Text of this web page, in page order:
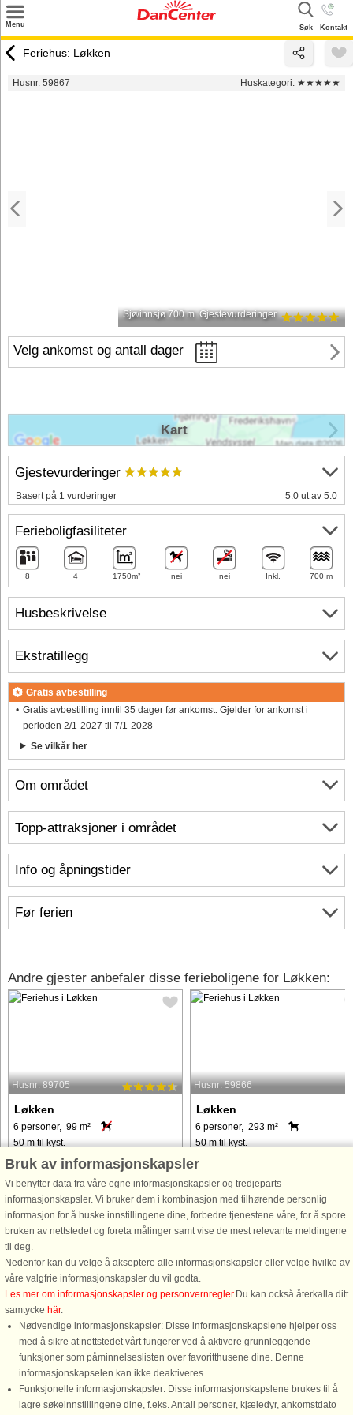
Menu Kontakt
Søk
Tilbud
Feriehus: Løkken
Husnr. 59867 Huskategori: ★★★★★
Sjø/innsjø 700 m Gjestevurderinger
Velg ankomst og antall dager
Husbeskrivelse
Om området
Info og åpningstider
Før ferien
Gjestevurderinger
Basert på 1 vurderinger 5.0 ut av 5.0
Ferieboligfasiliteter
8 4 1750m² nei nei Inkl. 700 m
Ekstratillegg
Gratis avbestilling
Gratis avbestilling inntil 35 dager før ankomst. Gjelder for ankomst i
perioden 2/1-2027 til 7/1-2028
Se vilkår her
Kart
Topp-attraksjoner i området
Andre gjester anbefaler disse ferieboligene for Løkken:
Husnr: 89705
Løkken
6 personer, 99 m²
50 m til kyst.
På toppen af en kuperet klitgrund
finder I dette arkitekttegnet
kvalitetssommerhus beliggende i
klitterne 50 M fra det brusende skønne
Vesterhaw. Sommerhuset har
eksklusiv indretning med smagfuld
kunst ...
fra 9.606 NOK
Husnr: 59866
Løkken
6 personer, 293 m²
50 m til kyst.
Fra det øjeblik du træder ind, byder
dette sommerhus dig velkommen
varme og atmosfære. Entréen fører til
et soveværelse på hver side og et
badeværelse, mens en trappe lige
fra 9.728 NOK
Bruk av informasjonskapsler
Vi benytter data fra våre egne informasjonskapsler og tredjeparts
informasjonskapsler. Vi bruker dem i kombinasjon med tilhørende personlig
informasjon for å huske innstillingene dine, forbedre tjenestene våre, for å spore
bruken av nettstedet og foreta målinger samt vise de mest relevante meldingene
til deg.
Nedenfor kan du velge å akseptere alle informasjonskapsler eller velge hvilke av
våre valgfrie informasjonskapsler du vil godta.
Les mer om informasjonskapsler og personvernregler.Du kan också återkalla ditt
samtycke här.
Nødvendige informasjonskapsler: Disse informasjonskapslene hjelper oss
med å sikre at nettstedet vårt fungerer ved å aktivere grunnleggende
funksjoner som påminnelseslisten over favoritthusene dine. Denne
informasjonskapselen kan ikke deaktiveres.
Funksjonelle informasjonskapsler: Disse informasjonskapslene brukes til å
lagre søkeinnstillingene dine, f.eks. Antall personer, kjæledyr, ankomstdato